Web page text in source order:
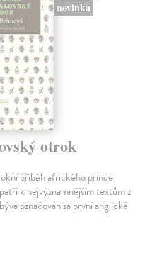
novinka
otrok
příběh afrického prince
k nejvýznamnějším textům z
označován za první anglické